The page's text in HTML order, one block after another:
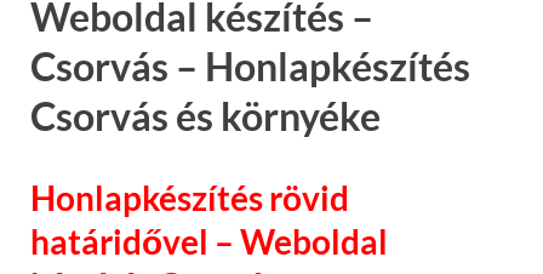
Weboldal készítés –
Csorvás – Honlapkészítés
Csorvás és környéke
Honlapkészítés rövid
határidővel – Weboldal